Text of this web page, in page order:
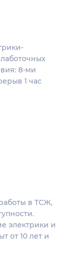
8-ми
1 час
в ТСЖ,
электрики и
от 10 лет и